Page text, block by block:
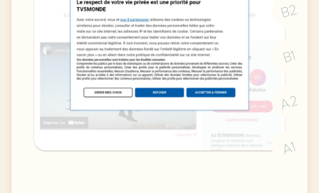
B2
B1
A2
A1